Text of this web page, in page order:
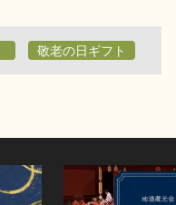
敬老の日ギフト